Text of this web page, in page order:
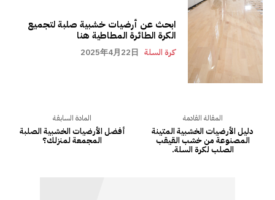
ابحث عن أرضيات خشبية صلبة لتجميع
الكرة الطائرة المطاطية هنا
كرة السلة 2025年4月22日
المادة السابقة
أفضل الأرضيات الخشبية الصلبة
المجمعة لمنزلك؟
المقالة القادمة
دليل الأرضيات الخشبية المتينة
المصنوعة من خشب القيقب
الصلب لكرة السلة.